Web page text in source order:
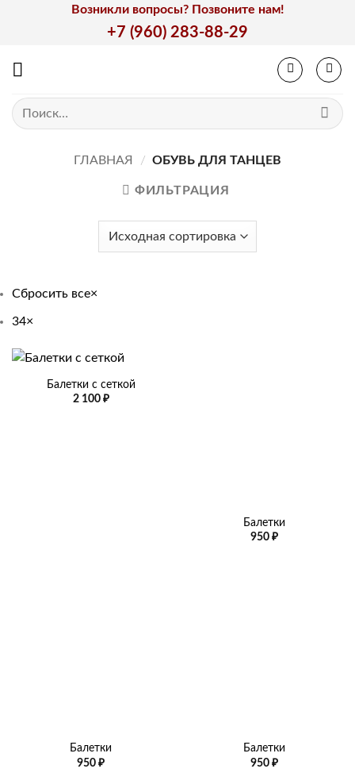
Возникли вопросы? Позвоните нам!
+7 (960) 283-88-29
Искать:
ГЛАВНАЯ / ОБУВЬ ДЛЯ ТАНЦЕВ
ФИЛЬТРАЦИЯ
Сбросить все×
34×
Балетки с сеткой
2 100 ₽
Балетки
950 ₽
Балетки
950 ₽
Балетки
950 ₽